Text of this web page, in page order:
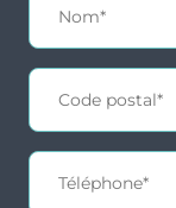
Un marché
5 ans)
urbaine de
Commodités /